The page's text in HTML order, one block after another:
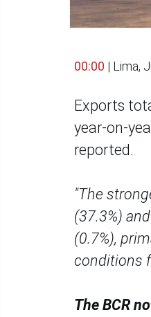
00:00 | Lima,
Exports
year-on-
reported.
"The
(37.3%)
(0.7%),
conditions
The BCR